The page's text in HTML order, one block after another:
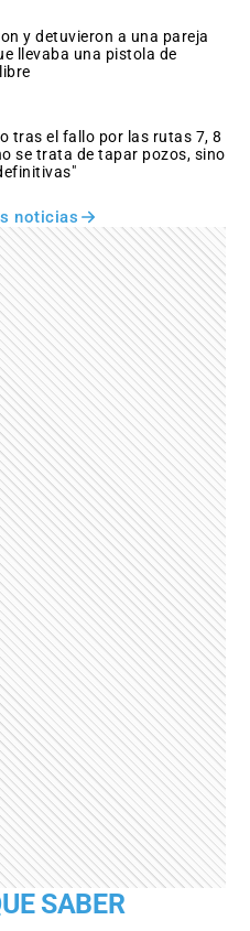
y detuvieron a una pareja
llevaba una pistola de
tras el fallo por las rutas 7, 8
se trata de tapar pozos, sino
noticias
SABER